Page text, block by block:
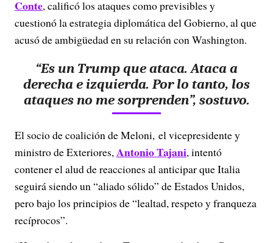
Conte, calificó los ataques como previsibles y
cuestionó la estrategia diplomática del Gobierno, al que
acusó de ambigüedad en su relación con Washington.
“Es un Trump que ataca. Ataca a
derecha e izquierda. Por lo tanto, los
ataques no me sorprenden”, sostuvo.
El socio de coalición de Meloni, el vicepresidente y
ministro de Exteriores,Antonio Tajani, intentó
contener el alud de reacciones al anticipar que Italia
seguirá siendo un “aliado sólido” de Estados Unidos,
pero bajo los principios de “lealtad, respeto y franqueza
recíprocos”.